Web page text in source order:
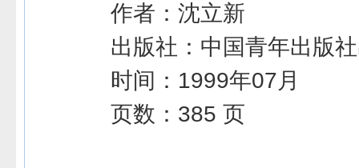
作者：沈立新
出版社：中国青年出版
时间：1999年07月
页数：385 页